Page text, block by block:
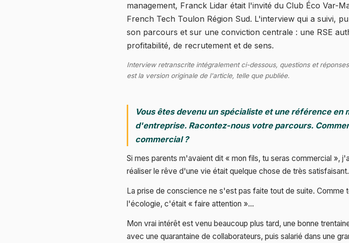
management, Franck Lidar était l'invité du Club Éco Var-
French Tech Toulon Région Sud. L'interview qui a suivi,
son parcours et sur une conviction centrale : une RSE
profitabilité, de recrutement et de sens.
Interview retranscrite intégralement ci-dessous, questions et
est la version originale de l'article, telle que publiée.
Vous êtes devenu un spécialiste et une référence en
d'entreprise. Racontez-nous votre parcours.
commercial ?
Si mes parents m'avaient dit « mon fils, tu seras commercial »,
réaliser le rêve d'une vie était quelque chose de très satisfaisant.
La prise de conscience ne s'est pas faite tout de suite.
l'écologie, c'était « faire attention »…
Mon vrai intérêt est venu beaucoup plus tard, une bonne
avec une quarantaine de collaborateurs, puis salarié dans une